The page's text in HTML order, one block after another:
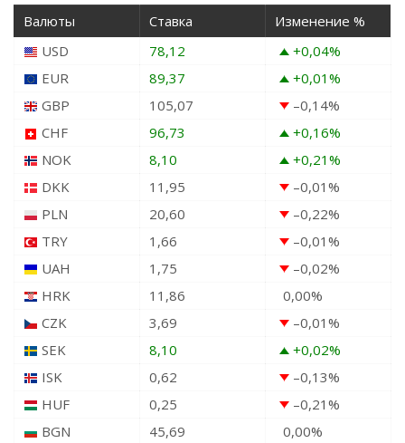
Валюты Ставка
Изменение %
USD
78,12 +0,04%
EUR
89,37 +0,01%
GBP
105,07 –0,14%
CHF
96,73 +0,16%
NOK
8,10 +0,21%
DKK
11,95 –0,01%
PLN
20,60 –0,22%
TRY
1,66 –0,01%
UAH
1,75 –0,02%
HRK
11,86 0,00%
CZK
3,69 –0,01%
SEK
8,10 +0,02%
ISK
0,62 –0,13%
HUF
0,25 –0,21%
BGN
45,69 0,00%